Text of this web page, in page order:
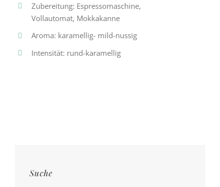
Zubereitung: Espressomaschine,
Vollautomat, Mokkakanne
Aroma: karamellig- mild-nussig
Intensität: rund-karamellig
Suche